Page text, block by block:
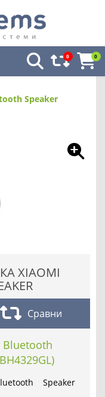
0 0
Speaker
XIAOMI
Сравни
Bluetooth
Speaker